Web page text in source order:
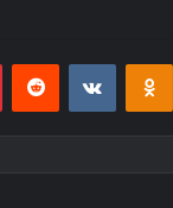
PinterestReddit